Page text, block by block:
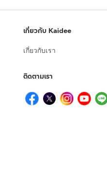
เกี่ยวกับ Kaidee
เกี่ยวกับเรา
ติดตามเรา